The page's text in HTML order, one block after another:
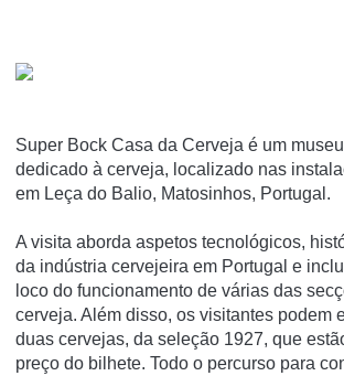
Super Bock Casa da Cerveja é um
dedicado à cerveja, localizado nas
em Leça do Balio, Matosinhos, Portugal.
A visita aborda aspetos tecnológicos,
da indústria cervejeira em Portugal e
loco do funcionamento de várias das
cerveja. Além disso, os visitantes podem
duas cervejas, da seleção 1927, que
preço do bilhete. Todo o percurso para